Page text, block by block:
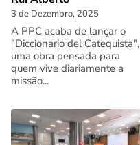
3 de Dezembro, 2025
A PPC acaba de lançar o
"Diccionario del Catequista",
uma obra pensada para
quem vive diariamente a
missão...